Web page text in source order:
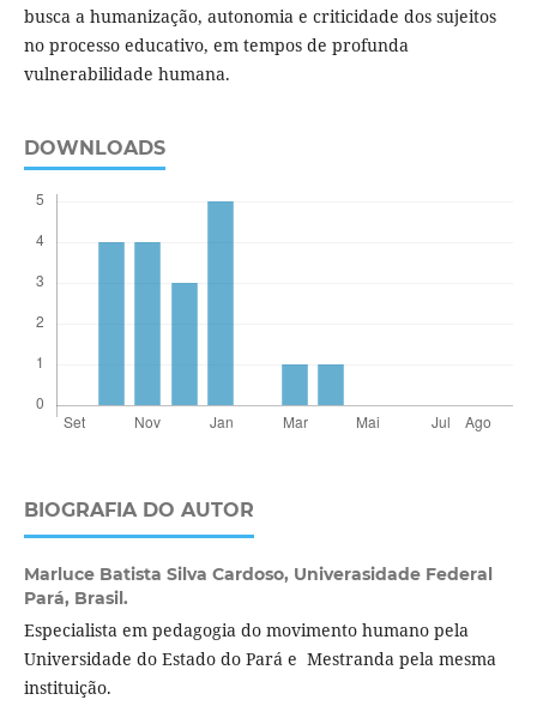
busca a humanização, autonomia e criticidade dos sujeitos
no processo educativo, em tempos de profunda
vulnerabilidade humana.
DOWNLOADS
BIOGRAFIA DO AUTOR
Marluce Batista Silva Cardoso, Univerasidade Federal
Pará, Brasil.
Especialista em pedagogia do movimento humano pela
Universidade do Estado do Pará e Mestranda pela mesma
instituição.